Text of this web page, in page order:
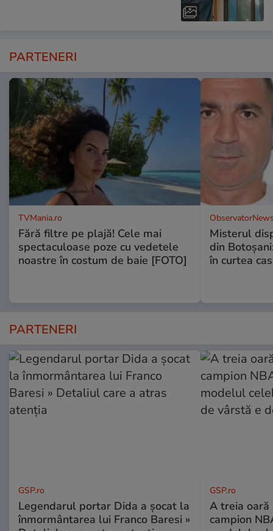
PARTENERI
TVMania.ro
Fără filtre pe plajă! Cele mai
spectaculoase poze cu vedetele
noastre în costum de baie [FOTO]
Misterul
din
în curtea
PARTENERI
GSP.ro
Legendarul portar Dida a șocat la
înmormântarea lui Franco Baresi »
GSP.ro
A treia oară
campion